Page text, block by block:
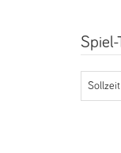
Sollzeit